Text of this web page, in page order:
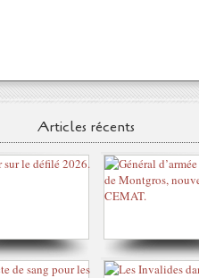
Articles récents